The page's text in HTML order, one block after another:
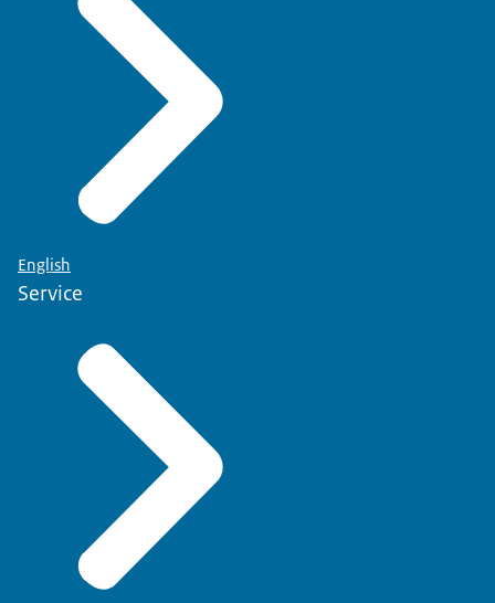
English
Service